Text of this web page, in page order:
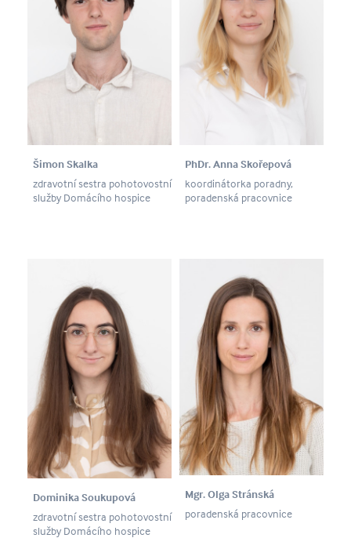
Šimon Skalka
zdravotní sestra pohotovostní
služby Domácího hospice
PhDr. Anna Skořepová
koordinátorka poradny,
poradenská pracovnice
Dominika Soukupová
zdravotní sestra pohotovostní
služby Domácího hospice
Mgr. Olga Stránská
poradenská pracovnice